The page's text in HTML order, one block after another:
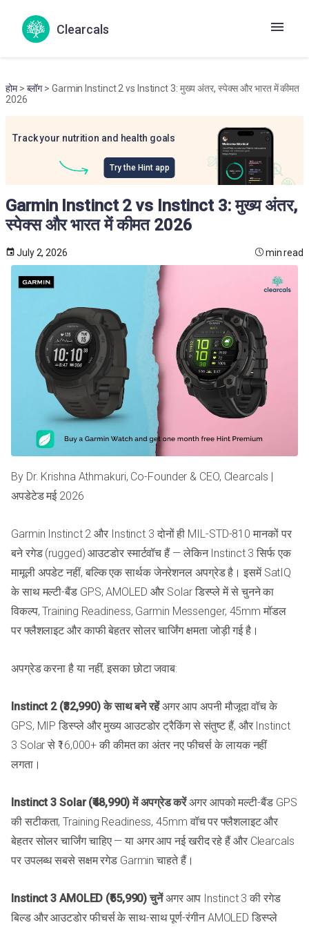
Clearcals
होम> ब्लॉग> Garmin Instinct 2 vs Instinct 3: मुख्य अंतर, स्पेक्स और भारत में कीमत
2026
Track your nutrition and health goals
Try the Hint app
Garmin Instinct 2 vs Instinct 3: मुख्य अंतर,
स्पेक्स और भारत में कीमत 2026
July 2, 2026 min read
By Dr. Krishna Athmakuri, Co-Founder & CEO, Clearcals |
अपडेटेड मई 2026
Garmin Instinct 2 और Instinct 3 दोनों ही MIL-STD-810 मानकों पर
बने रगेड (rugged) आउटडोर स्मार्टवॉच हैं — लेकिन Instinct 3 सिर्फ एक
मामूली अपडेट नहीं, बल्कि एक सार्थक जेनरेशनल अपग्रेड है। इसमें SatIQ
के साथ मल्टी-बैंड GPS, AMOLED और Solar डिस्प्ले में से चुनने का
विकल्प, Training Readiness, Garmin Messenger, 45mm मॉडल
पर फ्लैशलाइट और काफी बेहतर सोलर चार्जिंग क्षमता जोड़ी गई है।
अपग्रेड करना है या नहीं, इसका छोटा जवाब:
Instinct 2 (₹32,990) के साथ बने रहेंअगर आप अपनी मौजूदा वॉच के
GPS, MIP डिस्प्ले और मुख्य आउटडोर ट्रैकिंग से संतुष्ट हैं, और Instinct
3 Solar से ₹16,000+ की कीमत का अंतर नए फीचर्स के लायक नहीं
लगता।
Instinct 3 Solar (₹48,990) में अपग्रेड करेंअगर आपको मल्टी-बैंड GPS
की सटीकता, Training Readiness, 45mm वॉच पर फ्लैशलाइट और
बेहतर सोलर चार्जिंग चाहिए — या अगर आप नई खरीद रहे हैं और Clearcals
पर उपलब्ध सबसे सक्षम रगेड Garmin चाहते हैं।
Instinct 3 AMOLED (₹55,990) चुनेंअगर आप Instinct 3 की रगेड
बिल्ड और आउटडोर फीचर्स के साथ-साथ पूर्ण-रंगीन AMOLED डिस्प्ले